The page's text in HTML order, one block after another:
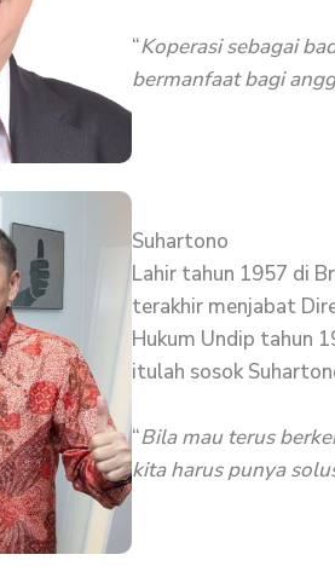
“Koperasi sebagai
bermanfaat bagi
Suhartono
Lahir tahun 1957 di
terakhir menjabat
Hukum Undip tahun
itulah sosok
“Bila mau terus
kita harus punya